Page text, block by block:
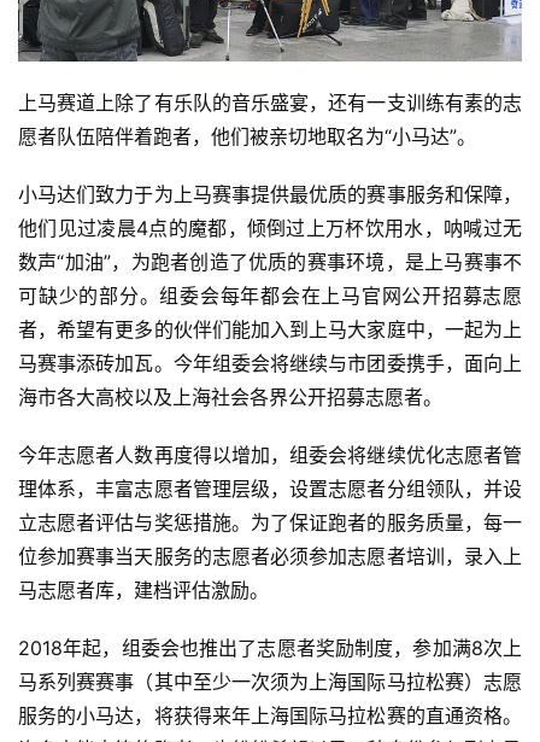
上马赛道上除了有乐队的音乐盛宴，还有一支训练有素的志
愿者队伍陪伴着跑者，他们被亲切地取名为“小马达”。
小马达们致力于为上马赛事提供最优质的赛事服务和保障，
他们见过凌晨4点的魔都，倾倒过上万杯饮用水，呐喊过无
数声“加油”，为跑者创造了优质的赛事环境，是上马赛事不
可缺少的部分。组委会每年都会在上马官网公开招募志愿
者，希望有更多的伙伴们能加入到上马大家庭中，一起为上
马赛事添砖加瓦。今年组委会将继续与市团委携手，面向上
海市各大高校以及上海社会各界公开招募志愿者。
今年志愿者人数再度得以增加，组委会将继续优化志愿者管
理体系，丰富志愿者管理层级，设置志愿者分组领队，并设
立志愿者评估与奖惩措施。为了保证跑者的服务质量，每一
位参加赛事当天服务的志愿者必须参加志愿者培训，录入上
马志愿者库，建档评估激励。
2018年起，组委会也推出了志愿者奖励制度，参加满8次上
马系列赛赛事（其中至少一次须为上海国际马拉松赛）志愿
服务的小马达，将获得来年上海国际马拉松赛的直通资格。